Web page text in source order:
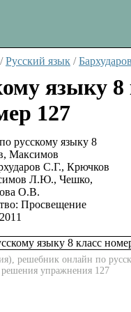
/ Русский язык / Бархударов
языку 8
127
С.Г., Крючков
Л.Ю., Чешко,
О.В.
Просвещение
решебник онлайн по
упражнения 127